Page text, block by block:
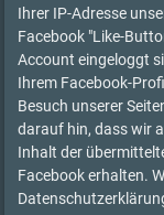
Ihrer IP-Adresse
Facebook "Like-
Account eingeloggt
Ihrem Facebook-
Besuch unserer
darauf hin, dass wir
Inhalt der
Facebook erhalten.